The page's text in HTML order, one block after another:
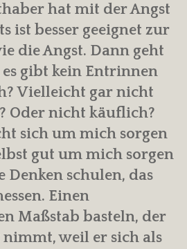
hat mit der Angst
ist besser geeignet zur
die Angst. Dann geht
gibt kein Entrinnen
Vielleicht gar nicht
Oder nicht käuflich?
sich um mich sorgen
gut um mich sorgen
Denken schulen, das
Einen
Maßstab basteln, der
nimmt, weil er sich als